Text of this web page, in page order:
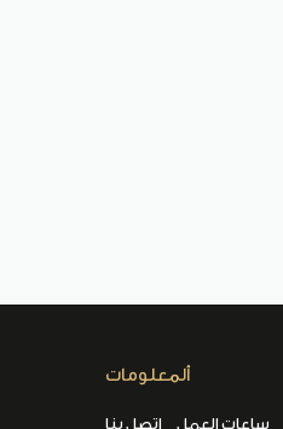
ألمعلومات
اتصل بنا ساعات العمل